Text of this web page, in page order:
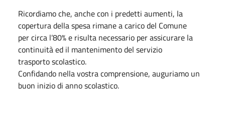
Ricordiamo che, anche con i predetti aumenti, la
copertura della spesa rimane a carico del Comune
per circa l’80% e risulta necessario per assicurare la
continuità ed il mantenimento del servizio
trasporto scolastico.
Confidando nella vostra comprensione, auguriamo un
buon inizio di anno scolastico.